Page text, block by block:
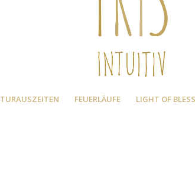
FEUERLÄUFE LIGHT OF